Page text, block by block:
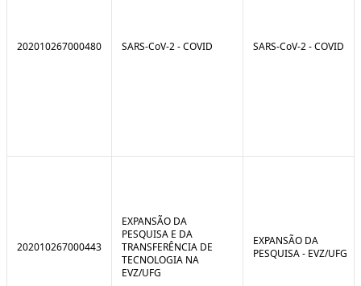
202010267000480 SARS-CoV-2 - COVID SARS-CoV-2 - COVID
202010267000443
EXPANSÃO DA
PESQUISA E DA
TRANSFERÊNCIA DE
TECNOLOGIA NA
EVZ/UFG
EXPANSÃO DA
PESQUISA - EVZ/UFG